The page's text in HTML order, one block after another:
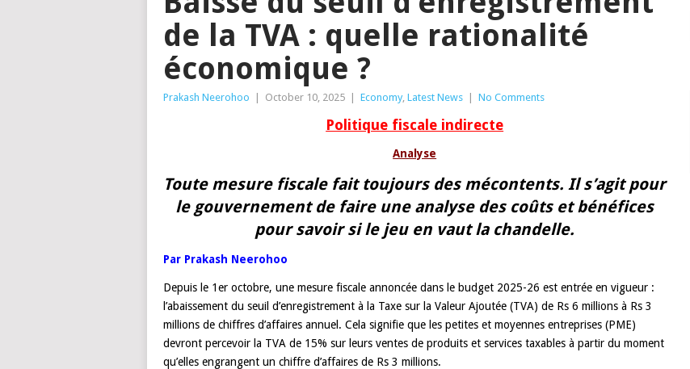
de la TVA : quelle rationalité
économique ?
Prakash Neerohoo | October 10, 2025 | Economy, Latest News | No Comments
Politique fiscale indirecte
Analyse
Toute mesure fiscale fait toujours des mécontents. Il s’agit pour
le gouvernement de faire une analyse des coûts et bénéfices
pour savoir si le jeu en vaut la chandelle.
Par Prakash Neerohoo
Depuis le 1er octobre, une mesure fiscale annoncée dans le budget 2025-26 est entrée en vigueur :
l’abaissement du seuil d’enregistrement à la Taxe sur la Valeur Ajoutée (TVA) de Rs 6 millions à Rs 3
millions de chiffres d’affaires annuel. Cela signifie que les petites et moyennes entreprises (PME)
devront percevoir la TVA de 15% sur leurs ventes de produits et services taxables à partir du moment
qu’elles engrangent un chiffre d’affaires de Rs 3 millions.